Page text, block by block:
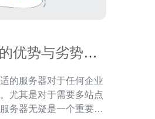
优势与劣势分
的服务器对于任何企业
尤其是对于需要多站点
务器无疑是一个重要的